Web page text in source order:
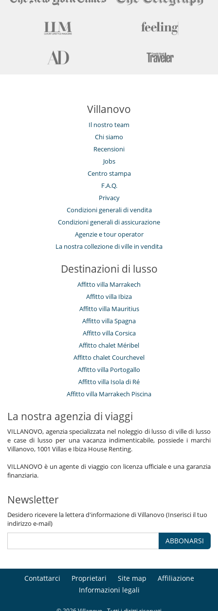
Villanovo
Il nostro team
Chi siamo
Recensioni
Jobs
Centro stampa
F.A.Q.
Privacy
Condizioni generali di vendita
Condizioni generali di assicurazione
Agenzie e tour operator
La nostra collezione di ville in vendita
Destinazioni di lusso
Affitto villa Marrakech
Affitto villa Ibiza
Affitto villa Mauritius
Affitto villa Spagna
Affitto villa Corsica
Affitto chalet Méribel
Affitto chalet Courchevel
Affitto villa Portogallo
Affitto villa Isola di Ré
Affitto villa Marrakech Piscina
La nostra agenzia di viaggi
VILLANOVO, agenzia specializzata nel noleggio di lusso di ville di lusso
e case di lusso per una vacanza indimenticabile, possiede i marchi
Villanovo, 1001 Villas e Ibiza House Renting.
VILLANOVO è un agente di viaggio con licenza ufficiale e una garanzia
finanziaria.
Newsletter
Desidero ricevere la lettera d'informazione di Villanovo (Inserisci il tuo
indirizzo e-mail)
ABBONARSI
Contattarci Proprietari Site map
Affiliazione
Informazioni legali